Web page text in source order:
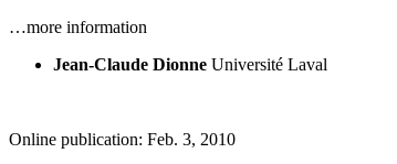
…more information
Jean-Claude Dionne Université Laval
Online publication: Feb. 3, 2010